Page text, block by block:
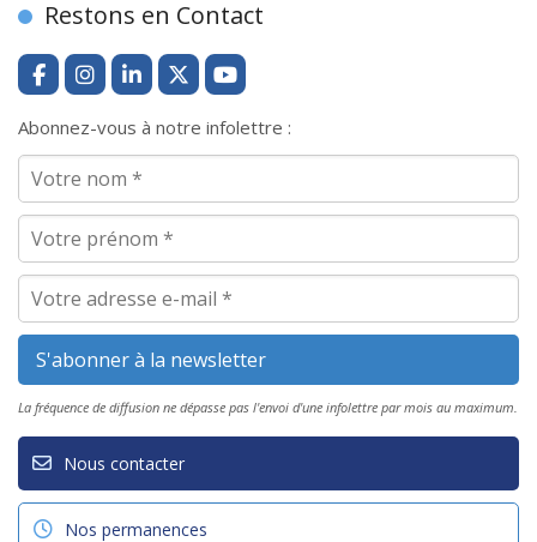
Restons en Contact
Abonnez-vous à notre infolettre :
La fréquence de diffusion ne dépasse pas l'envoi d'une infolettre par mois au maximum.
Nous contacter
Nos permanences